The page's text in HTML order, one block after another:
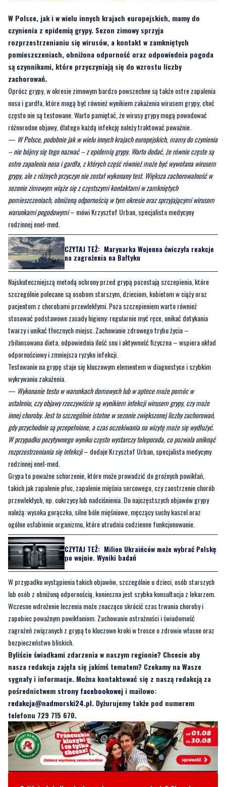
pomieszczeniach, obniżona odporność oraz odpowiednia pogoda
są czynnikami, które przyczyniają się do wzrostu liczby
zachorowań.
Oprócz grypy, w okresie zimowym bardzo powszechne są także ostre zapalenia
nosa i gardła, które mogą być również wynikiem zakażenia wirusem grypy, choć
często nie są testowane. Warto pamiętać, że wirusy grypy mogą powodować
różnorodne objawy, dlatego każdą infekcję należy traktować poważnie.
—W Polsce, podobnie jak w wielu innych krajach europejskich, mamy do czynienia
– nie bójmy się tego nazwać – z epidemią grypy. Warto dodać, że równie częste są
ostre zapalenia nosa i gardła, z których część również może być wywołana wirusem
grypy, ale z różnych przyczyn nie został wykonany test. Większa zachorowalność w
sezonie zimowym wiąże się z częstszymi kontaktami w zamkniętych
pomieszczeniach, obniżoną odpornością w tym okresie oraz sprzyjającymi wirusom
warunkami pogodowymi– mówi Krzysztof Urban, specjalista medycyny
rodzinnej enel-med.
CZYTAJ TEŻ:Marynarka Wojenna ćwiczyła reakcje
Najskuteczniejszą metodą ochrony przed grypą pozostają szczepienia, które
szczególnie polecane są osobom starszym, dzieciom, kobietom w ciąży oraz
pacjentom z chorobami przewlekłymi. Poza szczepieniem warto również
stosować podstawowe zasady higieny: regularnie myć ręce, unikać dotykania
twarzy i unikać tłocznych miejsc. Zachowanie zdrowego trybu życia –
zbilansowana dieta, odpowiednia ilość snu i aktywność fizyczna – wspiera układ
odpornościowy i zmniejsza ryzyko infekcji.
Testowanie na grypę staje się kluczowym elementem w diagnostyce i szybkim
wykrywaniu zakażenia.
—Wykonanie testu w warunkach domowych lub w aptece może pomóc w
ustaleniu, czy objawy rzeczywiście są wynikiem infekcji wirusem grypy, czy może
innej choroby. Jest to szczególnie istotne w sezonie zwiększonej liczby zachorowań,
gdy przychodnie są przepełnione, a czas oczekiwania na wizytę może się wydłużyć.
W przypadku pozytywnego wyniku często wystarczy teleporada, co pozwala uniknąć
rozprzestrzeniania się infekcji– dodaje Krzysztof Urban, specjalista medycyny
rodzinnej enel-med.
Grypa to poważne schorzenie, które może prowadzić do groźnych powikłań,
takich jak zapalenie płuc, zapalenie mięśnia sercowego, czy zaostrzenie chorób
przewlekłych, np. cukrzycy lub nadciśnienia. Do najczęstszych objawów grypy
należą: wysoka gorączka, silne bóle mięśniowe, męczący suchy kaszel oraz
ogólne osłabienie organizmu, które utrudnia codzienne funkcjonowanie.
CZYTAJ TEŻ: Milion Ukraińców może wybrać Polskę
po wojnie. Wyniki badań
W przypadku wystąpienia takich objawów, szczególnie u dzieci, osób starszych
lub osób z obniżoną odpornością, konieczna jest szybka konsultacja z lekarzem.
Wczesne wdrożenie leczenia może znacząco skrócić czas trwania choroby i
zapobiec poważnym powikłaniom. Zachowanie ostrożności i świadomość
zagrożeń związanych z grypą to kluczowe kroki w trosce o zdrowie własne oraz
bezpieczeństwo bliskich.
Byliście świadkami zdarzenia w naszym regionie? Chcecie aby
nasza redakcja zajęła się jakimś tematem? Czekamy na Wasze
sygnały i informacje. Można kontaktować się z naszą redakcją za
pośrednictwemstrony facebookoweji mailowo:
redakcja@nadmorski24.pl. Dyżurujemy także pod numerem
telefonu 729 715 670.
Byliście świadkami zdarzenia w naszym regionie? Chcecie
aby nasza redakcja zajęła się jakimś tematem? Czekamy na
Wasze sygnały i informacje. Można kontaktować się z naszą